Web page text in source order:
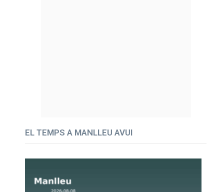
EL TEMPS A MANLLEU AVUI